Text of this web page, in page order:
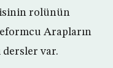
rolünün
Arapların
dersler var.